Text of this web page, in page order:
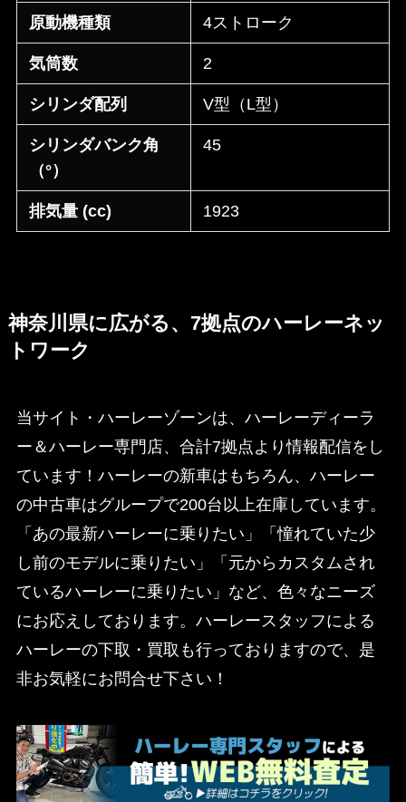
原動機種類 4ストローク
気筒数 2
シリンダ配列 V型（L型）
シリンダバンク角
（°）
45
排気量 (cc) 1923
神奈川県に広がる、7拠点のハーレーネッ
トワーク
当サイト・ハーレーゾーンは、ハーレーディーラ
ー＆ハーレー専門店、合計7拠点より情報配信をし
ています！ハーレーの新車はもちろん、ハーレー
の中古車はグループで200台以上在庫しています。
「あの最新ハーレーに乗りたい」「憧れていた少
し前のモデルに乗りたい」「元からカスタムされ
ているハーレーに乗りたい」など、色々なニーズ
にお応えしております。ハーレースタッフによる
ハーレーの下取・買取も行っておりますので、是
非お気軽にお問合せ下さい！